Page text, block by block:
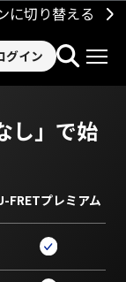
に切り替える
グイン
し」で始
FRETプレミアム